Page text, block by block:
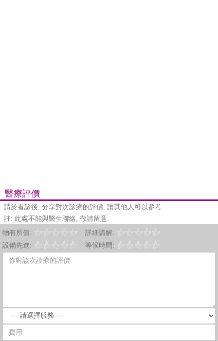
醫療評價
請於看診後, 分享對次診療的評價, 讓其他人可以參考
註: 此處不能與醫生聯絡, 敬請留意.
物有所值:
詳細講解:
設備先進:
等候時間: